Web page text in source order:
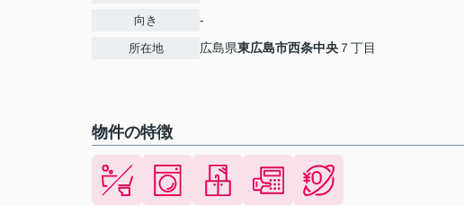
向き -
所在地 広島県東広島市西条中央 ７丁目
物件の特徴